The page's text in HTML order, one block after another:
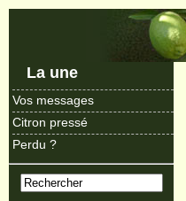
La une
Vos messages
Citron pressé
Perdu ?